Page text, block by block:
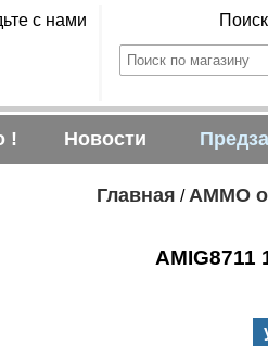
с нами
! Новости
Главная /AMMO
AMIG8711